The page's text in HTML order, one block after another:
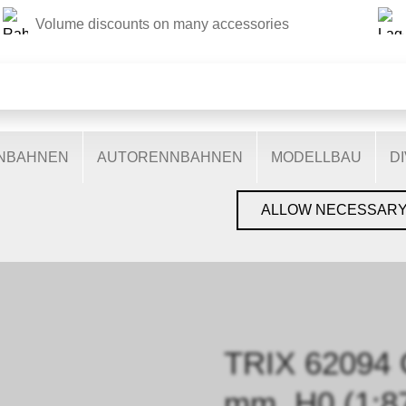
Volume discounts on many accessories
AUTORENNBAHNEN MODELLBAU
GLEISE & ZUBEHÖR TRIX H0 › GLEIS › TRIX
TRIX 62094
on our website: some are necessary for the correct
You can find more information in the privacy policy .
ALLOW